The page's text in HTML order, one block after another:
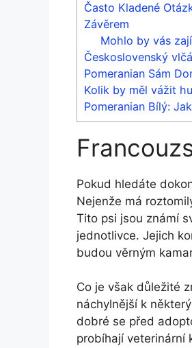
Často Kladené
Závěrem
Mohlo by vás
Československý
Pomeranian Sám
Kolik by měl vážit
Pomeranian Bílý:
Pokud ‌hledáte
Nejenže ‍má
Tito psi jsou známí
jednotlivce.⁤ Jejich
⁤budou věrným
Co je⁢ však důležité
náchylnější k
⁤dobré⁢ se před
⁢probíhají veterinární